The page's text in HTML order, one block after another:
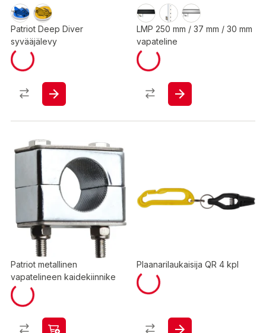
Patriot Deep Diver
syvääjälevy
LMP 250 mm / 37 mm / 30 mm
vapateline
Patriot metallinen
vapatelineen kaidekiinnike
Plaanarilaukaisija QR 4 kpl